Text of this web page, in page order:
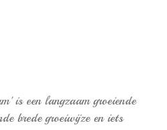
is een langzaam groeiende
brede groeiwijze en iets